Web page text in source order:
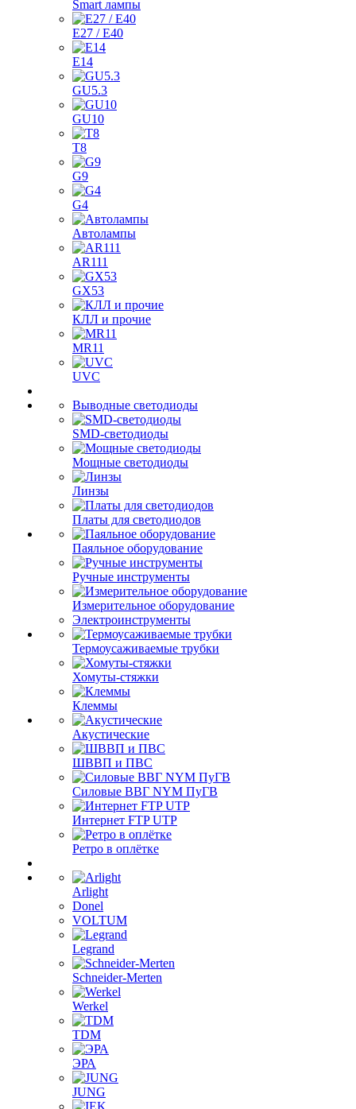
Smart лампы
E27 / E40
E14
GU5.3
GU10
T8
G9
G4
Автолампы
AR111
GX53
КЛЛ и прочие
MR11
UVC
Выводные светодиоды
SMD-светодиоды
Мощные светодиоды
Линзы
Платы для светодиодов
Паяльное оборудование
Ручные инструменты
Измерительное оборудование
Электроинструменты
Термоусаживаемые трубки
Хомуты-стяжки
Клеммы
Акустические
ШВВП и ПВС
Силовые ВВГ NYM ПуГВ
Интернет FTP UTP
Ретро в оплётке
Arlight
Donel
VOLTUM
Legrand
Schneider-Merten
Werkel
TDM
ЭРА
JUNG